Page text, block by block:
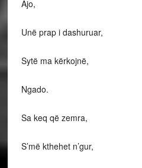
Ajo,
Unë prap i dashuruar,
Sytë ma kërkojnë,
Ngado.
Sa keq që zemra,
S’më kthehet n’gur,